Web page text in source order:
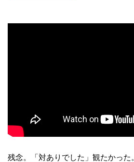
残念。「対ありでした」観たかった